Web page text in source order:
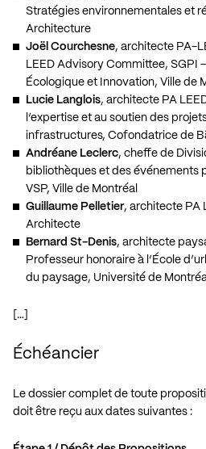
Stratégies environnementales et
Architecture
Joël Courchesne, architecte PA-
LEED Advisory Committee, SGPI
Écologique et Innovation, Ville de
Lucie Langlois, architecte PA
l’expertise et au soutien des
infrastructures, Cofondatrice de
Andréane Leclerc, cheffe de
bibliothèques et des événements
VSP, Ville de Montréal
Guillaume Pelletier, architecte PA
Architecte
Bernard St-Denis, architecte
Professeur honoraire à l’École
du paysage, Université de Montréal
[…]
Échéancier
Le dossier complet de toute
doit être reçu aux dates suivantes :